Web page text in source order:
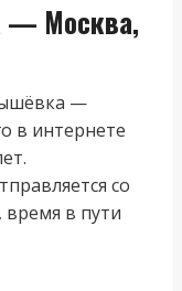
— Москва,
—
в интернете
со
в пути